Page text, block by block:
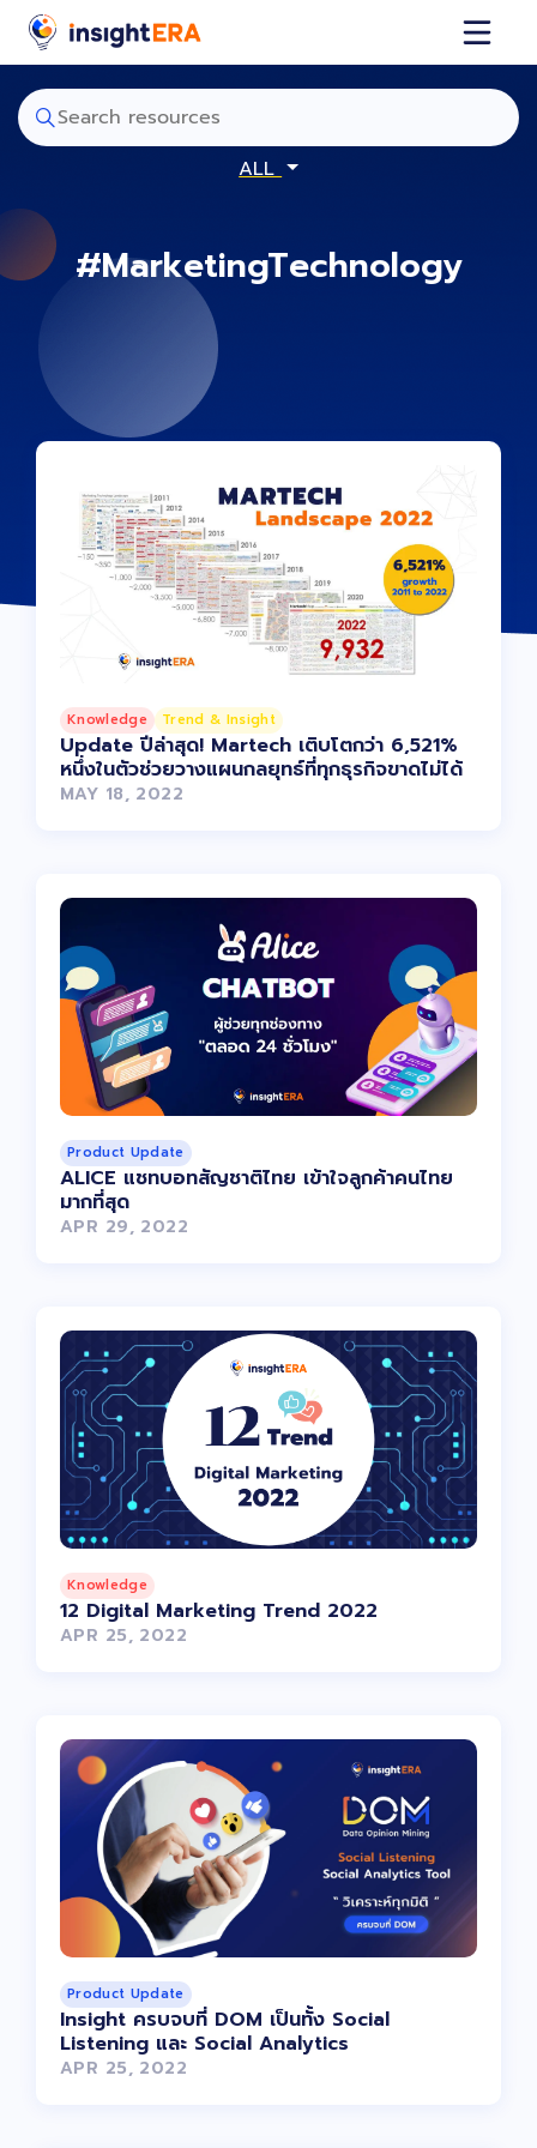
ALL
#MarketingTechnology
Knowledge Trend & Insight
Update ปีล่าสุด! Martech เติบโตกว่า 6,521%
หนึ่งในตัวช่วยวางแผนกลยุทธ์ที่ทุกธุรกิจขาดไม่ได้
MAY 18, 2022
Product Update
ALICE แชทบอทสัญชาติไทย เข้าใจลูกค้าคนไทย
มากที่สุด
APR 29, 2022
Knowledge
12 Digital Marketing Trend 2022
APR 25, 2022
Product Update
Insight ครบจบที่ DOM เป็นทั้ง Social
Listening และ Social Analytics
APR 25, 2022